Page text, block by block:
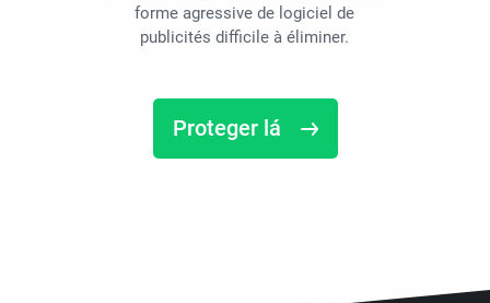
forme agressive de logiciel de
publicités difficile à éliminer.
Proteger lá